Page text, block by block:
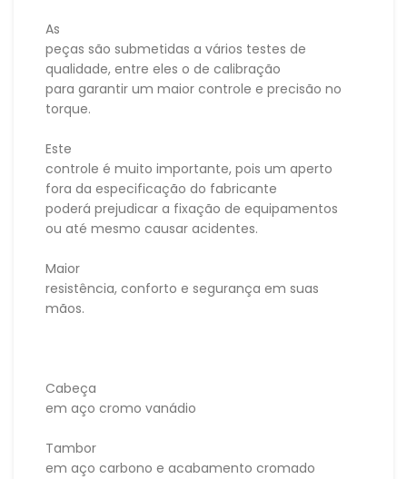
As
peças são submetidas a vários testes de
qualidade, entre eles o de calibração
para garantir um maior controle e precisão no
torque.
Este
controle é muito importante, pois um aperto
fora da especificação do fabricante
poderá prejudicar a fixação de equipamentos
ou até mesmo causar acidentes.
Maior
resistência, conforto e segurança em suas
mãos.
Cabeça
em aço cromo vanádio
Tambor
em aço carbono e acabamento cromado